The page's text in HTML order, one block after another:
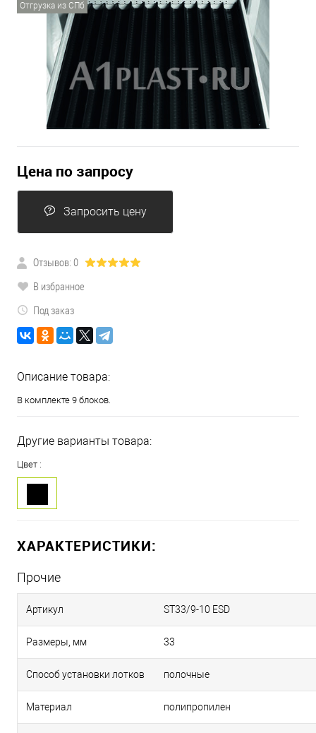
Отгрузка из СПб
Цена по запросу
Запросить цену
Отзывов: 0
В избранное
Под заказ
Описание товара:
В комплекте 9 блоков.
Другие варианты товара:
Цвет :
ХАРАКТЕРИСТИКИ:
Прочие
Артикул ST33/9-10 ESD
Размеры, мм 33
Способ установки лотков полочные
Материал полипропилен